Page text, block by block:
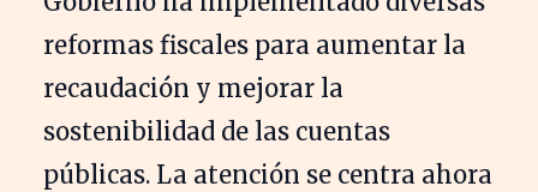
reformas fiscales para aumentar la
recaudación y mejorar la
sostenibilidad de las cuentas
públicas. La atención se centra ahora